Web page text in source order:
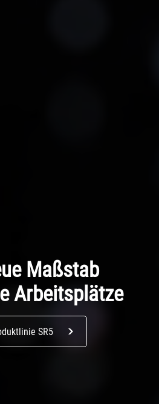
Maßstab
Arbeitsplätze
SR5